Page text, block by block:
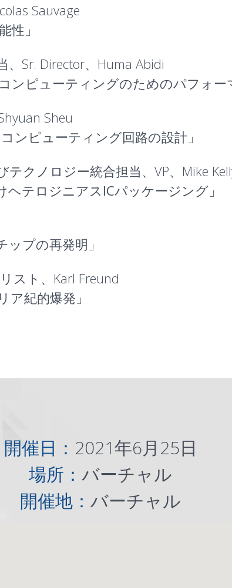
Sauvage
性 」
Sr. Director、Huma Abidi
ンピューティングのためのパフォ
Sheu
ンピューティング回路の設計 」
クノロジー統合担当、VP、Mike
ヘテロジニアスICパッケージング 」
ップの再発明 」
スト、Karl Freund
ア紀的爆発 」
開催日： 2021年6月25日
場所： バーチャル
開催地： バーチャル